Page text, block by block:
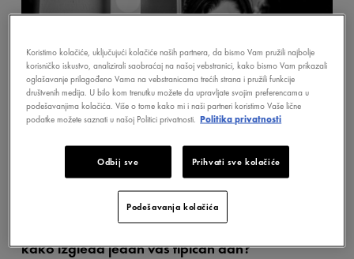
U jednoj izazovnoj profesiji kakva je gluma,
kako izgleda jedan vaš tipičan dan?
Koristimo kolačiće, uključujući kolačiće naših partnera, da bismo Vam pružili najbolje
korisničko iskustvo, analizirali saobraćaj na našoj vebstranici, kako bismo Vam prikazali
oglašavanje prilagođeno Vama na vebstranicama trećih strana i pružili funkcije
društvenih medija. U bilo kom trenutku možete da upravljate svojim preferencama u
podešavanjima kolačića. Više o tome kako mi i naši partneri koristimo Vaše lične
podatke možete saznati u našoj Politici privatnosti. Politika privatnosti
Odbij sve Prihvati sve kolačiće
Podešavanja kolačića